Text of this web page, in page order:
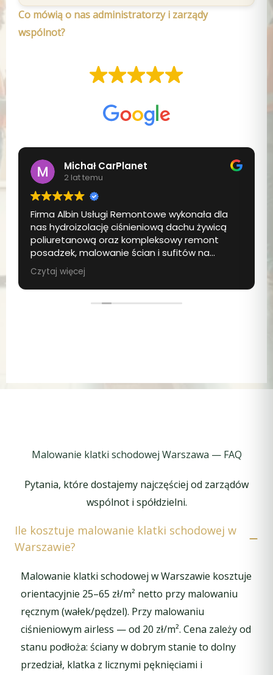
Co mówią o nas administratorzy i zarządy
wspólnot?
Michał CarPlanet
2 lat temu
Firma Albin Usługi Remontowe wykonała dla
nas hydroizolację ciśnieniową dachu żywicą
poliuretanową oraz kompleksowy remont
posadzek, malowanie ścian i sufitów na
klatkach schodowych. Jesteśmy pod
wrażeniem profesjonalizmu zespołu oraz
jakości wykonanych prac. Hydroizolacja
została zrealizowana sprawnie i skutecznie, co
nowoczesny i estetyczny wygląd. Komunikacja
z firmą była wzorowa, a prace zakończono w
Czytaj więcej
Malowanie klatki schodowej Warszawa — FAQ
Pytania, które dostajemy najczęściej od zarządów
wspólnot i spółdzielni.
Ile kosztuje malowanie klatki schodowej w
Warszawie?
Malowanie klatki schodowej w Warszawie kosztuje
orientacyjnie 25–65 zł/m² netto przy malowaniu
ręcznym (wałek/pędzel). Przy malowaniu
ciśnieniowym airless — od 20 zł/m². Cena zależy od
stanu podłoża: ściany w dobrym stanie to dolny
przedział, klatka z licznymi pęknięciami i